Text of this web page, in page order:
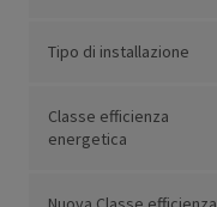
Tipo di installazione
Classe efficienza
energetica